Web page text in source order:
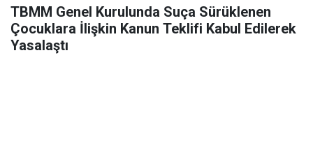
TBMM Genel Kurulunda Suça Sürüklenen
Çocuklara İlişkin Kanun Teklifi Kabul Edilerek
Yasalaştı